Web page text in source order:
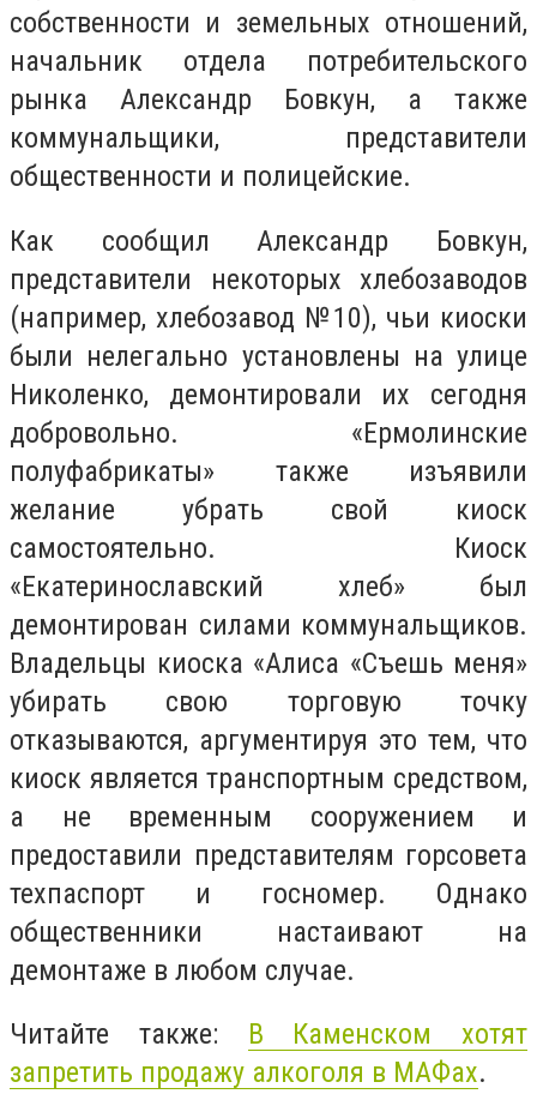
собственности и земельных отношений,
начальник отдела потребительского
рынка Александр Бовкун, а также
коммунальщики, представители
общественности и полицейские.
Как сообщил Александр Бовкун,
представители некоторых хлебозаводов
(например, хлебозавод №10), чьи киоски
были нелегально установлены на улице
Николенко, демонтировали их сегодня
добровольно. «Ермолинские
полуфабрикаты» также изъявили
желание убрать свой киоск
самостоятельно. Киоск
«Екатеринославский хлеб» был
демонтирован силами коммунальщиков.
Владельцы киоска «Алиса «Съешь меня»
убирать свою торговую точку
отказываются, аргументируя это тем, что
киоск является транспортным средством,
а не временным сооружением и
предоставили представителям горсовета
техпаспорт и госномер. Однако
общественники настаивают на
демонтаже в любом случае.
Читайте также: В Каменском хотят
запретить продажу алкоголя в МАФах.